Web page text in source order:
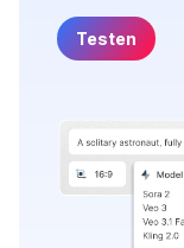
Testen